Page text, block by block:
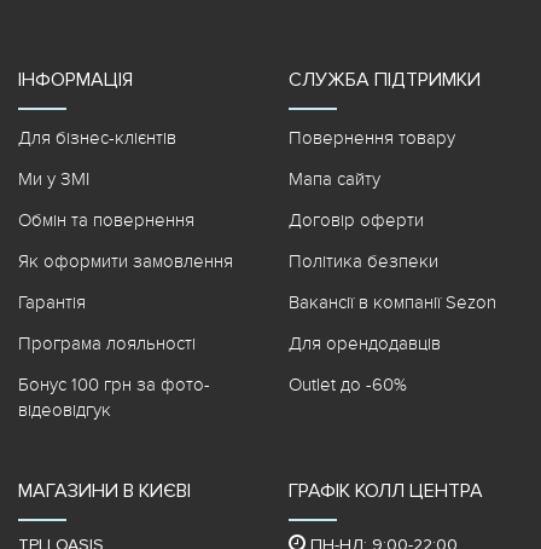
ІНФОРМАЦІЯ
Для бізнес-клієнтів
Ми у ЗМІ
Обмін та повернення
Як оформити замовлення
Гарантія
Програма лояльності
Бонус 100 грн за фото-
відеовідгук
СЛУЖБА ПІДТРИМКИ
Повернення товару
Мапа сайту
Договір оферти
Політика безпеки
Вакансії в компанії Sezon
Для орендодавців
Outlet до -60%
МАГАЗИНИ В КИЄВІ
ТРЦ OASIS
ГРАФІК КОЛЛ ЦЕНТРА
ПН-НД: 9:00-22:00